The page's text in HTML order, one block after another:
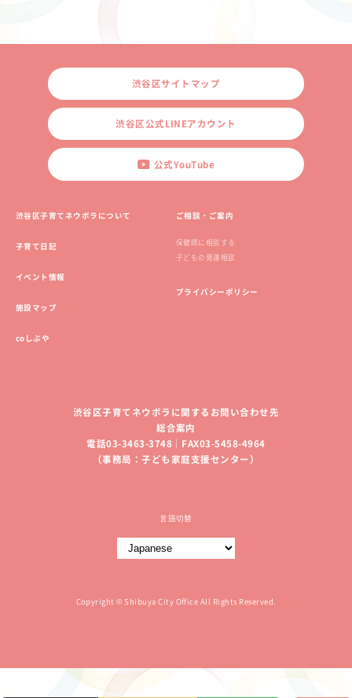
渋谷区サイトマップ
渋谷区公式LINEアカウント
公式YouTube
渋谷区子育てネウボラについて
子育て日記
イベント情報
施設マップ
coしぶや
ご相談・ご案内
保健師に相談する
子どもの発達相談
プライバシーポリシー
渋谷区子育てネウボラに関するお問い合わせ先
総合案内
電話03-3463-3748｜FAX03-5458-4964
（事務局：子ども家庭支援センター）
言語切替
Copyright © Shibuya City Office All Rights Reserved.